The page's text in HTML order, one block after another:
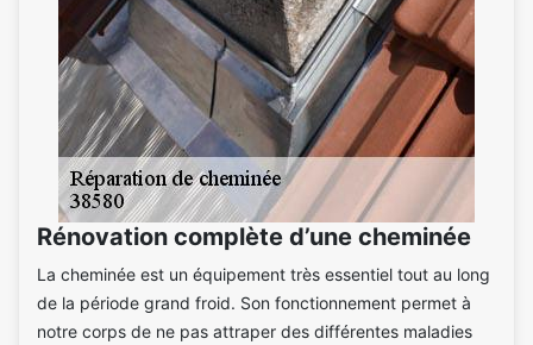
Rénovation complète d’une cheminée
La cheminée est un équipement très essentiel tout au long
de la période grand froid. Son fonctionnement permet à
notre corps de ne pas attraper des différentes maladies